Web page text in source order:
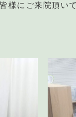
様にご来院頂い